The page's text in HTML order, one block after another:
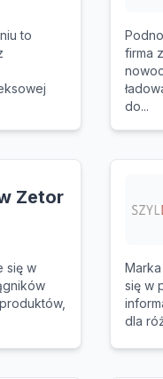
to
firma
do...
Zetor
się w
się w
dla